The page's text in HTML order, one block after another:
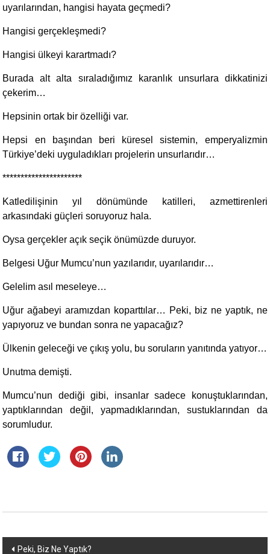
uyarılarından, hangisi hayata geçmedi?
Hangisi gerçekleşmedi?
Hangisi ülkeyi karartmadı?
Burada alt alta sıraladığımız karanlık unsurlara dikkatinizi
çekerim…
Hepsinin ortak bir özelliği var.
Hepsi en başından beri küresel sistemin, emperyalizmin
Türkiye’deki uyguladıkları projelerin unsurlarıdır…
**********************
Katledilişinin yıl dönümünde katilleri, azmettirenleri
arkasındaki güçleri soruyoruz hala.
Oysa gerçekler açık seçik önümüzde duruyor.
Belgesi Uğur Mumcu’nun yazılarıdır, uyarılarıdır…
Gelelim asıl meseleye…
Uğur ağabeyi aramızdan koparttılar… Peki, biz ne yaptık, ne
yapıyoruz ve bundan sonra ne yapacağız?
Ülkenin geleceği ve çıkış yolu, bu soruların yanıtında yatıyor…
Unutma demişti.
Mumcu’nun dediği gibi, insanlar sadece konuştuklarından,
yaptıklarından değil, yapmadıklarından, sustuklarından da
sorumludur.
Yazı
Peki, Biz Ne Yaptık?